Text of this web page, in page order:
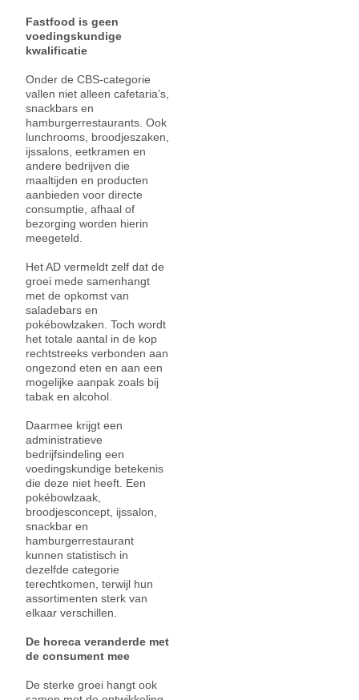
Fastfood is geen
voedingskundige
kwalificatie
Onder de CBS-categorie
vallen niet alleen cafetaria’s,
snackbars en
hamburgerrestaurants. Ook
lunchrooms, broodjeszaken,
ijssalons, eetkramen en
andere bedrijven die
maaltijden en producten
aanbieden voor directe
consumptie, afhaal of
bezorging worden hierin
meegeteld.
Het AD vermeldt zelf dat de
groei mede samenhangt
met de opkomst van
saladebars en
pokébowlzaken. Toch wordt
het totale aantal in de kop
rechtstreeks verbonden aan
ongezond eten en aan een
mogelijke aanpak zoals bij
tabak en alcohol.
Daarmee krijgt een
administratieve
bedrijfsindeling een
voedingskundige betekenis
die deze niet heeft. Een
pokébowlzaak,
broodjesconcept, ijssalon,
snackbar en
hamburgerrestaurant
kunnen statistisch in
dezelfde categorie
terechtkomen, terwijl hun
assortimenten sterk van
elkaar verschillen.
De horeca veranderde met
de consument mee
De sterke groei hangt ook